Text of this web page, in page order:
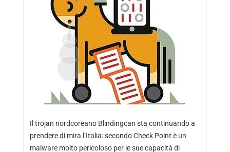
Il trojan nordcoreano Blindingcan sta continuando a
prendere di mira l’Italia: secondo Check Point è un
malware molto pericoloso per le sue capacità di